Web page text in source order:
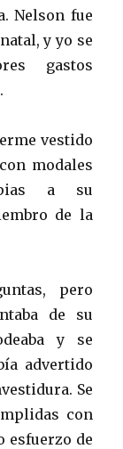
Nelson fue
y yo se
gastos
vestido
modales
a su
de la
pero
de su
y se
advertido
Se
con
esfuerzo de